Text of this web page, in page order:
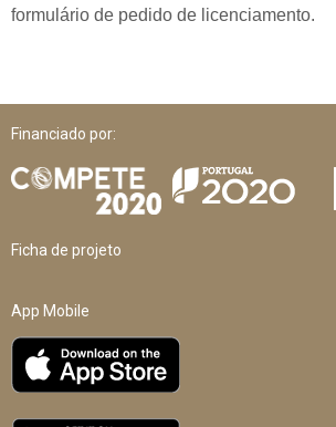
formulário de pedido de licenciamento.
Financiado por:
Ficha de projeto
App Mobile